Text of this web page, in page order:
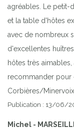
agréables. Le petit-
et la table d'hôtes
avec de nombreux
d'excellentes
hôtes très
recommander pour
Corbières/
Publication : 13/06/
Michel -